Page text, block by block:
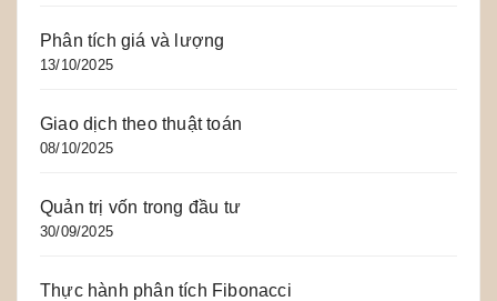
Phân tích giá và lượng
13/10/2025
Giao dịch theo thuật toán
08/10/2025
Quản trị vốn trong đầu tư
30/09/2025
Thực hành phân tích Fibonacci